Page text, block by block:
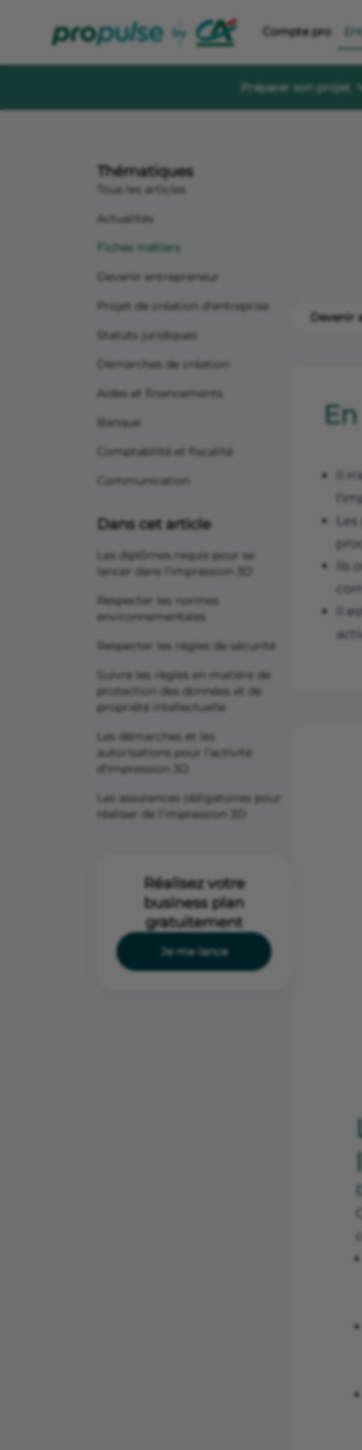
Compte pro
Préparer son projet
Thématiques
Tous les articles
Actualités
Fiches métiers
Devenir entrepreneur
Projet de création d'entreprise
Statuts juridiques
Démarches de création
Aides et financements
Banque
Comptabilité et fiscalité
Communication
Dans cet article
Les diplômes requis pour se
lancer dans l’impression 3D
Respecter les normes
environnementales
Respecter les règles de sécurité
Suivre les règles en matière de
protection des données et de
propriété intellectuelle
Les démarches et les
autorisations pour l’activité
d’impression 3D
Les assurances obligatoires pour
réaliser de l’impression 3D
Réalisez votre
business plan
gratuitement
Je me lance
Il
Ils
Il